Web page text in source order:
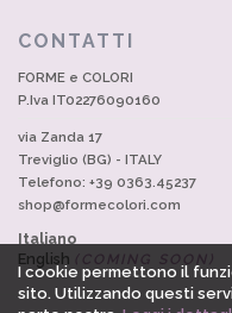
CONTATTI
FORME e COLORI
P.Iva IT02276090160
via Zanda 17
Treviglio (BG) - ITALY
Telefono: +39 0363.45237
shop@formecolori.com
Italiano
English (COMING SOON)
I cookie permettono il
sito. Utilizzando questi